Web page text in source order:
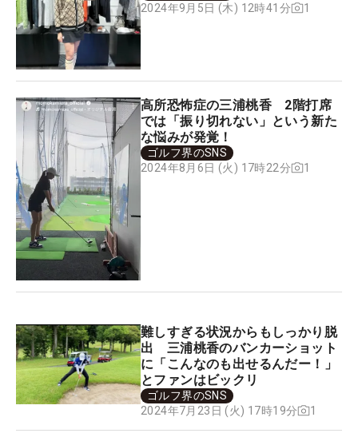
2024年9月5日 (木) 12時41分
1
高所恐怖症の三浦桃香 2階打席
では「振り切れない」という新た
な悩みが発覚！
ゴルフ界のSNS
2024年8月6日 (火) 17時22分
1
難しすぎる状況からもしっかり脱
出 三浦桃香のバンカーショット
に「こんなのも出せるんだー！」
とファンはビックリ
ゴルフ界のSNS
2024年7月23日 (火) 17時19分
1